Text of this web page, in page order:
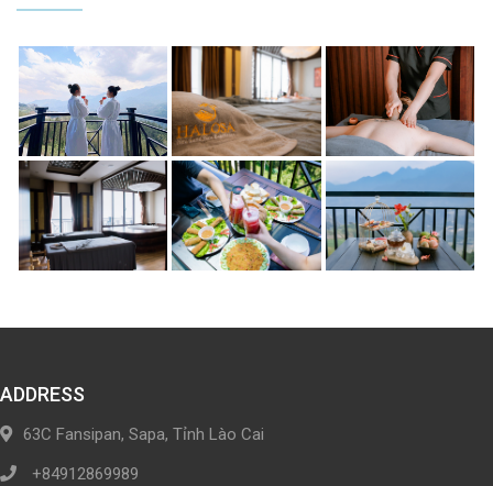
ADDRESS
63C Fansipan, Sapa, Tỉnh Lào Cai
+84912869989